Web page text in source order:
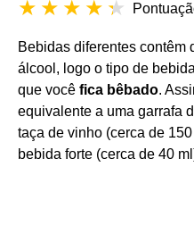
Bebidas diferentes contêm
álcool, logo o tipo de
que você fica bêbado.
equivalente a uma garrafa
taça de vinho (cerca de
bebida forte (cerca de 40